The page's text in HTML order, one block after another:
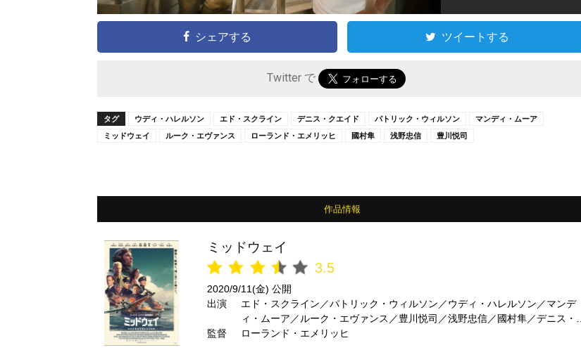
シェアする ツイートする
Twitter で
タグ ウディ・ハレルソン エド・スクライン デニス・クエイド パトリック・ウィルソン
マンディ・ムーア
ミッドウェイ
ルーク・エヴァンス ローランド・エメリッヒ 國村隼 浅野忠信 豊川悦司
作品情報
ミッドウェイ
3.5
2020/9/11(金) 公開
出演
エド・スクライン／パトリック・ウィルソン／ウディ・ハレルソン／マンデ
ィ・ムーア／ルーク・エヴァンス／豊川悦司／浅野忠信／國村隼／デニス・ク
エイド ほか
監督 ローランド・エメリッヒ